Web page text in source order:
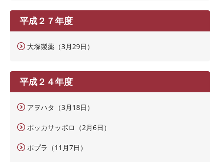
平成２７年度
大塚製薬（3月29日）
平成２４年度
アヲハタ（3月18日）
ポッカサッポロ（2月6日）
ポプラ（11月7日）